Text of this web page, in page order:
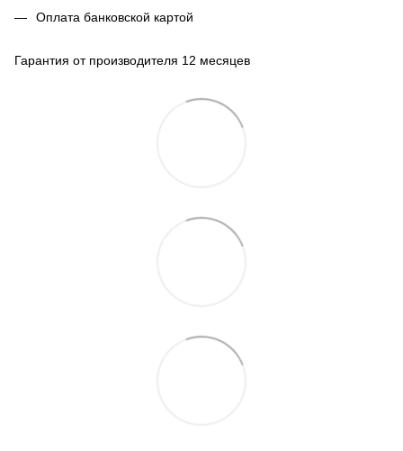
Оплата банковской картой
Гарантия от производителя 12 месяцев